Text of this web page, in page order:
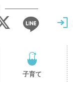
子育て